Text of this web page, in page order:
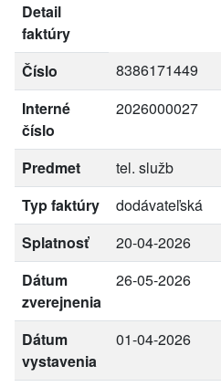
Detail
faktúry
Číslo
8386171449
Interné
číslo
2026000027
Predmet
tel. služb
Typ faktúry
dodávateľská
Splatnosť
20-04-2026
Dátum
zverejnenia
26-05-2026
Dátum
vystavenia
01-04-2026